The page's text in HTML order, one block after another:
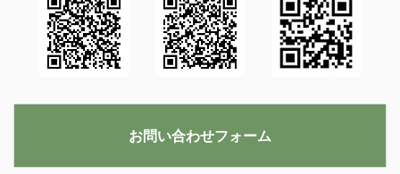
お問い合わせフォーム